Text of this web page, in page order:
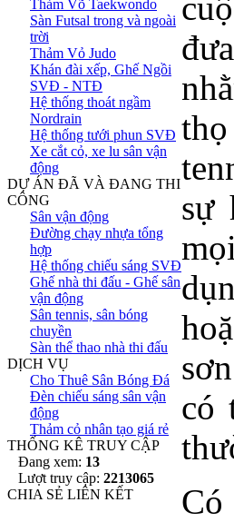
Thảm Võ Taekwondo
Sàn Futsal trong và ngoài
trời
Thảm Vỏ Judo
Khán đài xếp, Ghế Ngồi
SVĐ - NTĐ
Hệ thống thoát ngầm
Nordrain
Hệ thống tưới phun SVĐ
Xe cắt cỏ, xe lu sân vận
động
DỰ ÁN ĐÃ VÀ ĐANG THI
CÔNG
Sân vận động
Đường chạy nhựa tổng
hợp
Hệ thống chiếu sáng SVĐ
Ghế nhà thi đấu - Ghế sân
vận động
Sân tennis, sân bóng
chuyền
Sàn thể thao nhà thi đấu
DỊCH VỤ
Cho Thuê Sân Bóng Đá
Đèn chiếu sáng sân vận
động
Thảm cỏ nhân tạo giá rẻ
THỐNG KÊ TRUY CẬP
Đang xem: 13
Lượt truy cập: 2213065
CHIA SẺ LIÊN KẾT
sự
có
Có